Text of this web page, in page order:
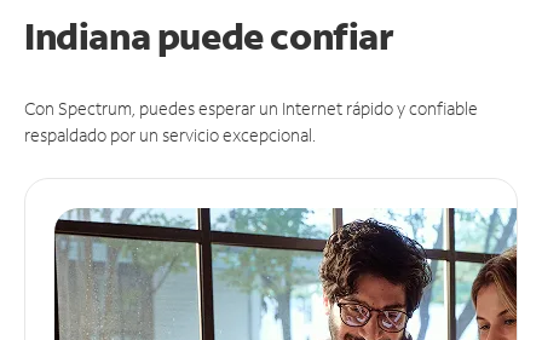
Indiana puedeconfiar
Con Spectrum, puedes esperar un Internet rápido y confiable
respaldado por un servicio excepcional.